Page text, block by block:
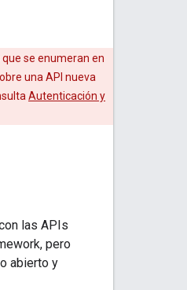
se enumeran en
una API nueva
Autenticación y
las APIs
pero
abierto y